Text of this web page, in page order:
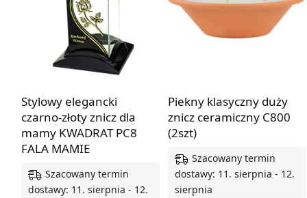
Stylowy elegancki
czarno-złoty znicz dla
mamy KWADRAT PC8
FALA MAMIE
Szacowany termin
dostawy: 11. sierpnia - 12.
Piekny klasyczny duży
znicz ceramiczny C800
(2szt)
Szacowany termin
dostawy: 11. sierpnia - 12.
sierpnia